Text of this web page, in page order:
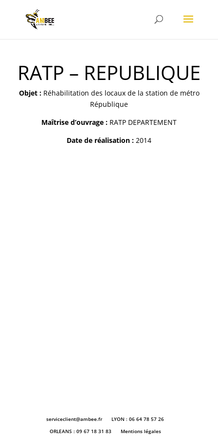
RATP – REPUBLIQUE
Objet :Réhabilitation des locaux de la station de métro
République
Maîtrise d’ouvrage : RATP DEPARTEMENT
Date de réalisation : 2014
serviceclient@ambee.fr
LYON : 06 64 78 57 26
ORLEANS : 09 67 18 31 83
Mentions légales